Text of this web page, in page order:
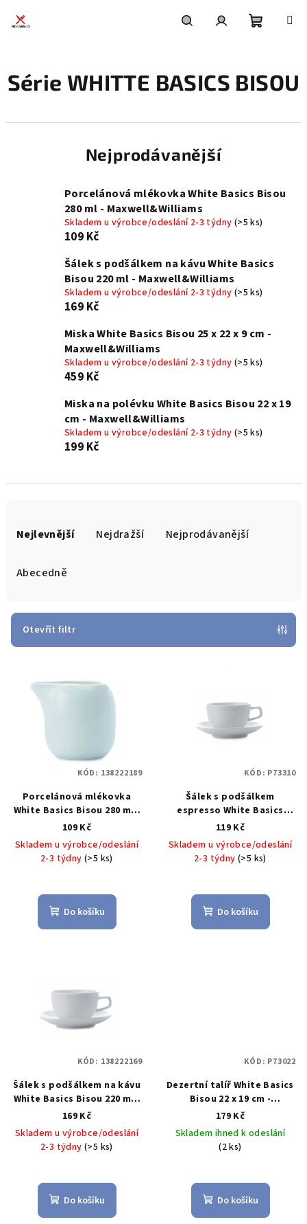
košík
Série WHITTE BASICS BISOU
Nejprodávanější
Porcelánová mlékovka White Basics Bisou
280 ml - Maxwell&Williams
Skladem u výrobce/odeslání 2-3 týdny (>5 ks)
109 Kč
Šálek s podšálkem na kávu White Basics
Bisou 220 ml - Maxwell&Williams
Skladem u výrobce/odeslání 2-3 týdny (>5 ks)
169 Kč
Miska White Basics Bisou 25 x 22 x 9 cm -
Maxwell&Williams
Skladem u výrobce/odeslání 2-3 týdny (>5 ks)
459 Kč
Miska na polévku White Basics Bisou 22 x 19
cm - Maxwell&Williams
Skladem u výrobce/odeslání 2-3 týdny (>5 ks)
199 Kč
r
Nejlevnější Nejdražší Nejprodávanější
Abecedně
Otevřít filtr
Porcelánová mlékovka
White Basics Bisou 280 ml -
Maxwell&Williams
109 Kč
Skladem u výrobce/odeslání
2-3 týdny(>5 ks)
Do košíku
KÓD: 138222189
Šálek s podšálkem
espresso White Basics
Bisou 100 ml -
Maxwell&Williams
White
Basics Bisou Porcelánový
Demi šálek a podšálek 100
119 Kč
Skladem u výrobce/odeslání
2-3 týdny(>5 ks)
Do košíku
KÓD: P73310
Šálek s podšálkem na kávu
White Basics Bisou 220 ml -
Maxwell&Williams
169 Kč
Skladem u výrobce/odeslání
2-3 týdny(>5 ks)
Do košíku
KÓD: 138222169
Dezertní talíř White Basics
Bisou 22 x 19 cm -
Maxwell&Williams
Basics Bisou Talír na
dezert 22 x 19 cm -
Maxwell&Williams
179 Kč
Skladem ihned k odeslání
(2 ks)
Do košíku
KÓD: P73022